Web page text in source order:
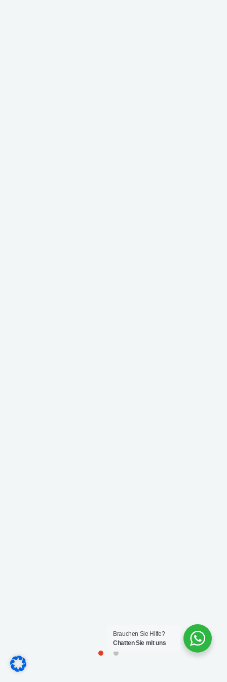
Brauchen Sie Hilfe?
Chatten Sie mit uns